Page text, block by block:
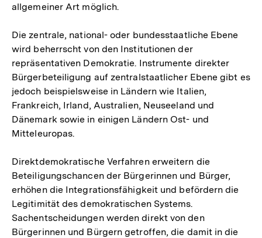
allgemeiner Art möglich.
Die zentrale, national- oder bundesstaatliche Ebene
wird beherrscht von den Institutionen der
repräsentativen Demokratie. Instrumente direkter
Bürgerbeteiligung auf zentralstaatlicher Ebene gibt es
jedoch beispielsweise in Ländern wie Italien,
Frankreich, Irland, Australien, Neuseeland und
Dänemark sowie in einigen Ländern Ost- und
Mitteleuropas.
Direktdemokratische Verfahren erweitern die
Beteiligungschancen der Bürgerinnen und Bürger,
erhöhen die Integrationsfähigkeit und befördern die
Legitimität des demokratischen Systems.
Sachentscheidungen werden direkt von den
Bürgerinnen und Bürgern getroffen, die damit in die